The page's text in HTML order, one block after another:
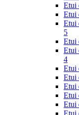
Etui
Etui
Etui
5
Etui
Etui
4
Etui
Etui
Etui
Etui
Etui
Etui